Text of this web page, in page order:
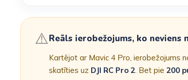
⚠️Reāls ierobežojums, ko
Kartējot ar Mavic 4 Pro, ierobežojums
skatīties uz DJI RC Pro 2. Bet pie 200